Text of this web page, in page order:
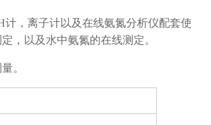
，离子计以及在线氨氮分析仪配套使
，以及水中氨氮的在线测定。
。